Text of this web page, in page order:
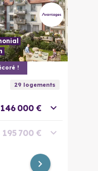
!
29logements
146 000 €
195 700 €
228 000 €